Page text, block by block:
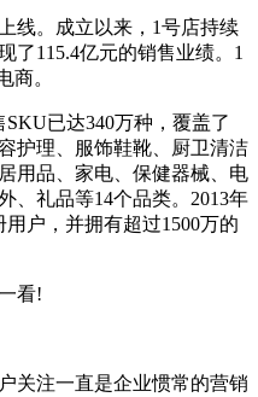
。成立以来，1号店持续
了115.4亿元的销售业绩。1
商。
已达340万种，覆盖了
护理、服饰鞋靴、厨卫清洁
用品、家电、保健器械、电
、礼品等14个品类。2013年
户，并拥有超过1500万的
看!
注一直是企业惯常的营销